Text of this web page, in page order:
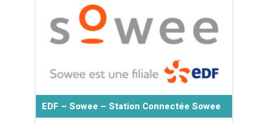
EDF – Sowee – Station Connectée Sowee